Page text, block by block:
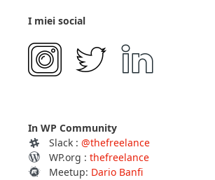
I miei social
In WP Community
Slack : @thefreelance
WP.org : thefreelance
Meetup: Dario Banfi